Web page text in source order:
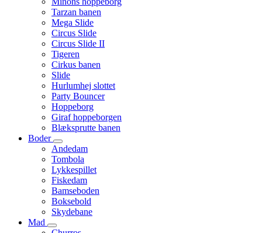
Tarzan banen
Mega Slide
Circus Slide
Circus Slide II
Tigeren
Cirkus banen
Slide
Hurlumhej slottet
Party Bouncer
Hoppeborg
Giraf hoppeborgen
Blæksprutte banen
Boder
Andedam
Tombola
Lykkespillet
Fiskedam
Bamseboden
Boksebold
Skydebane
Mad